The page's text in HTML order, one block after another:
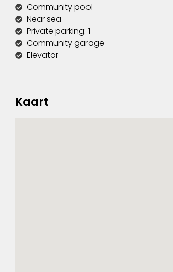
Community pool
Near sea
Private parking: 1
Community garage
Elevator
Kaart